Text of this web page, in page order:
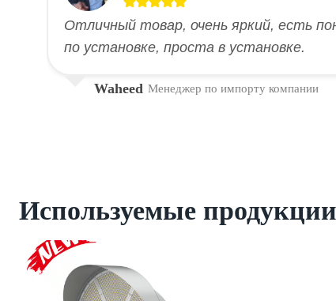
Отличный товар, очень яркий, есть
по установке, проста в установке.
Waheed Менеджер по импорту компании
Используемые продукции